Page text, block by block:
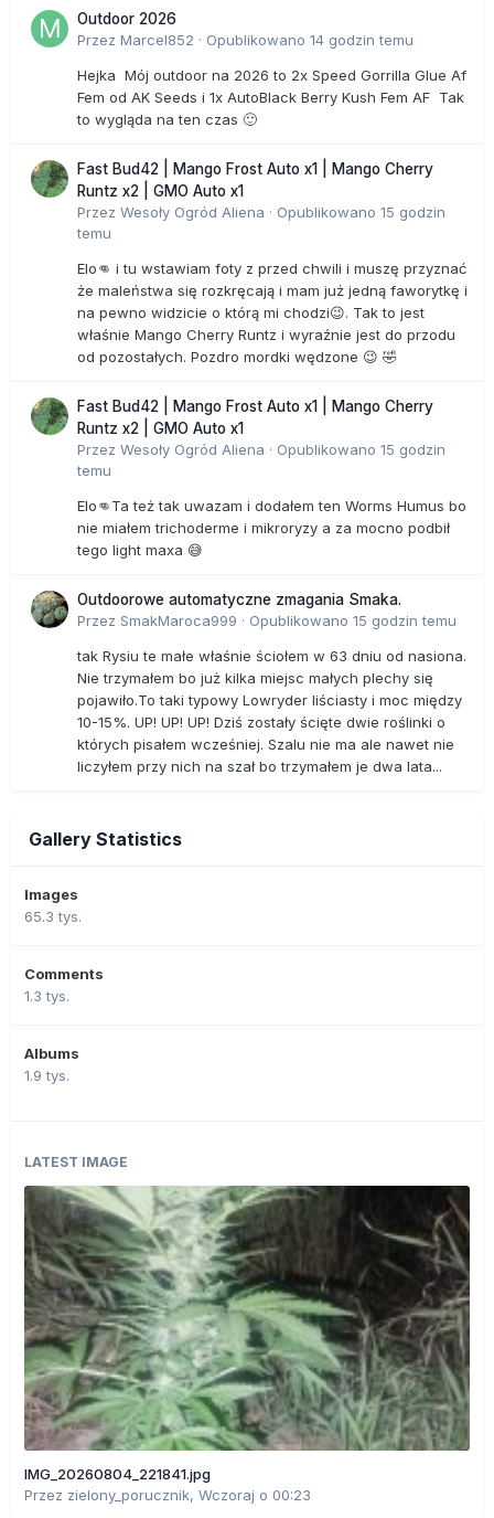
Outdoor 2026
Przez Marcel852 · Opublikowano 14 godzin temu
Hejka Mój outdoor na 2026 to 2x Speed Gorrilla Glue Af
Fem od AK Seeds i 1x AutoBlack Berry Kush Fem AF Tak
to wygląda na ten czas 🙂
Fast Bud42 | Mango Frost Auto x1 | Mango Cherry
Runtz x2 | GMO Auto x1
Przez Wesoły Ogród Aliena · Opublikowano 15 godzin
temu
Elo👊 i tu wstawiam foty z przed chwili i muszę przyznać
że maleństwa się rozkręcają i mam już jedną faworytkę i
na pewno widzicie o którą mi chodzi😉. Tak to jest
właśnie Mango Cherry Runtz i wyraźnie jest do przodu
od pozostałych. Pozdro mordki wędzone 😉 🤣
Fast Bud42 | Mango Frost Auto x1 | Mango Cherry
Runtz x2 | GMO Auto x1
Przez Wesoły Ogród Aliena · Opublikowano 15 godzin
temu
Elo👊Ta też tak uwazam i dodałem ten Worms Humus bo
nie miałem trichoderme i mikroryzy a za mocno podbił
tego light maxa 😅
Outdoorowe automatyczne zmagania Smaka.
Przez SmakMaroca999 · Opublikowano 15 godzin temu
tak Rysiu te małe właśnie ściołem w 63 dniu od nasiona.
Nie trzymałem bo już kilka miejsc małych plechy się
pojawiło.To taki typowy Lowryder liściasty i moc między
10-15%. UP! UP! UP! Dziś zostały ścięte dwie roślinki o
których pisałem wcześniej. Szalu nie ma ale nawet nie
liczyłem przy nich na szał bo trzymałem je dwa lata...
Gallery Statistics
Images
65.3 tys.
Comments
1.3 tys.
Albums
1.9 tys.
LATEST IMAGE
IMG_20260804_221841.jpg
Przez zielony_porucznik, Wczoraj o 00:23